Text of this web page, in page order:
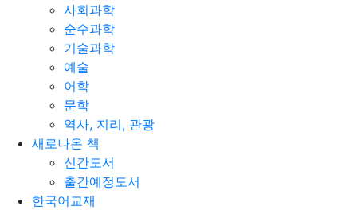
사회과학
순수과학
기술과학
예술
어학
문학
역사, 지리, 관광
새로나온 책
신간도서
출간예정도서
한국어교재